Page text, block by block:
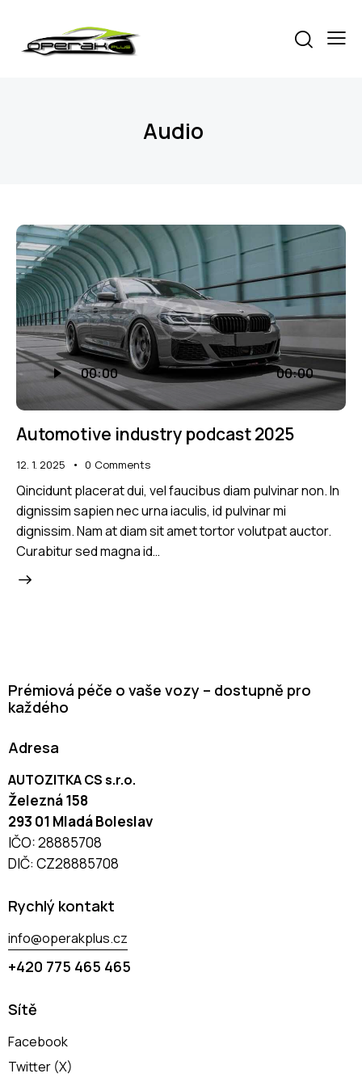
Audio
Audio
přehrávač00:00 00:00
Automotive industry podcast 2025
12. 1. 2025 0 Comments
Qincidunt placerat dui, vel faucibus diam pulvinar non. In
dignissim sapien nec urna iaculis, id pulvinar mi
dignissim. Nam at diam sit amet tortor volutpat auctor.
Curabitur sed magna id…
Prémiová péče o vaše vozy – dostupně pro
každého
Adresa
AUTOZITKA CS s.r.o.
Železná 158
293 01 Mladá Boleslav
IČO: 28885708
DIČ: CZ28885708
Rychlý kontakt
info@operakplus.cz
+420 775 465 465
Sítě
Facebook
Twitter (X)